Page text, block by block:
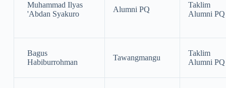
Muhammad Ilyas
'Abdan Syakuro
Alumni PQ
Taklim
Alumni PQ
Bagus
Habiburrohman
Tawangmangu
Taklim
Alumni PQ